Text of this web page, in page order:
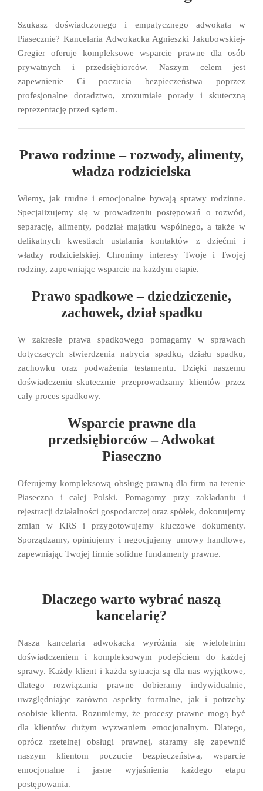
Szukasz doświadczonego i empatycznego adwokata w
Piasecznie? Kancelaria Adwokacka Agnieszki Jakubowskiej-
Gregier oferuje kompleksowe wsparcie prawne dla osób
prywatnych i przedsiębiorców. Naszym celem jest
zapewnienie Ci poczucia bezpieczeństwa poprzez
profesjonalne doradztwo, zrozumiałe porady i skuteczną
reprezentację przed sądem.
Prawo rodzinne – rozwody, alimenty,
władza rodzicielska
Wiemy, jak trudne i emocjonalne bywają sprawy rodzinne.
Specjalizujemy się w prowadzeniu postępowań o rozwód,
separację, alimenty, podział majątku wspólnego, a także w
delikatnych kwestiach ustalania kontaktów z dziećmi i
władzy rodzicielskiej. Chronimy interesy Twoje i Twojej
rodziny, zapewniając wsparcie na każdym etapie.
Prawo spadkowe – dziedziczenie,
zachowek, dział spadku
W zakresie prawa spadkowego pomagamy w sprawach
dotyczących stwierdzenia nabycia spadku, działu spadku,
zachowku oraz podważenia testamentu. Dzięki naszemu
doświadczeniu skutecznie przeprowadzamy klientów przez
cały proces spadkowy.
Wsparcie prawne dla
przedsiębiorców – Adwokat
Piaseczno
Oferujemy kompleksową obsługę prawną dla firm na terenie
Piaseczna i całej Polski. Pomagamy przy zakładaniu i
rejestracji działalności gospodarczej oraz spółek, dokonujemy
zmian w KRS i przygotowujemy kluczowe dokumenty.
Sporządzamy, opiniujemy i negocjujemy umowy handlowe,
zapewniając Twojej firmie solidne fundamenty prawne.
Dlaczego warto wybrać naszą
kancelarię?
Nasza kancelaria adwokacka wyróżnia się wieloletnim
doświadczeniem i kompleksowym podejściem do każdej
sprawy. Każdy klient i każda sytuacja są dla nas wyjątkowe,
dlatego rozwiązania prawne dobieramy indywidualnie,
uwzględniając zarówno aspekty formalne, jak i potrzeby
osobiste klienta. Rozumiemy, że procesy prawne mogą być
dla klientów dużym wyzwaniem emocjonalnym. Dlatego,
oprócz rzetelnej obsługi prawnej, staramy się zapewnić
naszym klientom poczucie bezpieczeństwa, wsparcie
emocjonalne i jasne wyjaśnienia każdego etapu
postępowania.